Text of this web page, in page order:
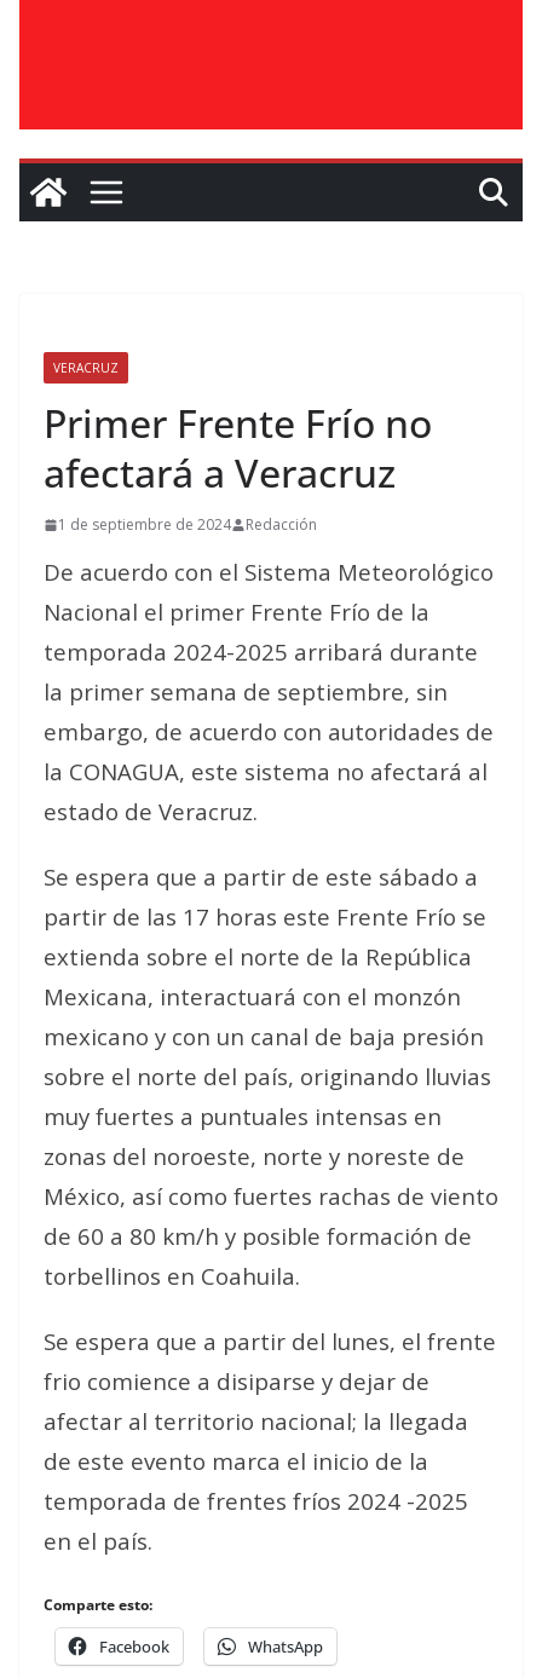
VERACRUZ
Primer Frente Frío no
afectará a Veracruz
1 de septiembre de 2024 Redacción
De acuerdo con el Sistema Meteorológico
Nacional el primer Frente Frío de la
temporada 2024-2025 arribará durante
la primer semana de septiembre, sin
embargo, de acuerdo con autoridades de
la CONAGUA, este sistema no afectará al
estado de Veracruz.
Se espera que a partir de este sábado a
partir de las 17 horas este Frente Frío se
extienda sobre el norte de la República
Mexicana, interactuará con el monzón
mexicano y con un canal de baja presión
sobre el norte del país, originando lluvias
muy fuertes a puntuales intensas en
zonas del noroeste, norte y noreste de
México, así como fuertes rachas de viento
de 60 a 80 km/h y posible formación de
torbellinos en Coahuila.
Se espera que a partir del lunes, el frente
frio comience a disiparse y dejar de
afectar al territorio nacional; la llegada
de este evento marca el inicio de la
temporada de frentes fríos 2024 -2025
en el país.
Comparte esto:
Facebook WhatsApp